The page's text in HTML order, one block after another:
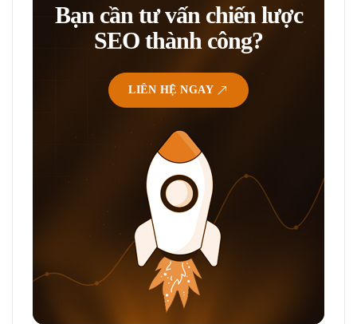
Bạn cần tư vấn chiến lược
SEO thành công?
LIÊN HỆ NGAY